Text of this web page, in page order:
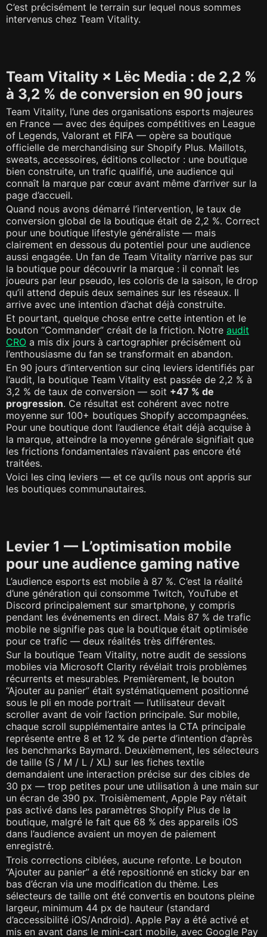
C’est précisément le terrain sur lequel nous sommes
intervenus chez Team Vitality.
Team Vitality × Lëc Media : de 2,2 %
à 3,2 % de conversion en 90 jours
Team Vitality, l’une des organisations esports majeures
en France — avec des équipes compétitives en League
of Legends, Valorant et FIFA — opère sa boutique
officielle de merchandising sur Shopify Plus. Maillots,
sweats, accessoires, éditions collector : une boutique
bien construite, un trafic qualifié, une audience qui
connaît la marque par cœur avant même d’arriver sur la
page d’accueil.
Quand nous avons démarré l’intervention, le taux de
conversion global de la boutique était de 2,2 %. Correct
pour une boutique lifestyle généraliste — mais
clairement en dessous du potentiel pour une audience
aussi engagée. Un fan de Team Vitality n’arrive pas sur
la boutique pour découvrir la marque : il connaît les
joueurs par leur pseudo, les coloris de la saison, le drop
qu’il attend depuis deux semaines sur les réseaux. Il
arrive avec une intention d’achat déjà construite.
Et pourtant, quelque chose entre cette intention et le
bouton “Commander” créait de la friction. Notre audit
CRO a mis dix jours à cartographier précisément où
l’enthousiasme du fan se transformait en abandon.
En 90 jours d’intervention sur cinq leviers identifiés par
l’audit, la boutique Team Vitality est passée de 2,2 % à
3,2 % de taux de conversion — soit +47 % de
progression. Ce résultat est cohérent avec notre
moyenne sur 100+ boutiques Shopify accompagnées.
Pour une boutique dont l’audience était déjà acquise à
la marque, atteindre la moyenne générale signifiait que
les frictions fondamentales n’avaient pas encore été
traitées.
Voici les cinq leviers — et ce qu’ils nous ont appris sur
les boutiques communautaires.
Levier 1 — L’optimisation mobile
pour une audience gaming native
L’audience esports est mobile à 87 %. C’est la réalité
d’une génération qui consomme Twitch, YouTube et
Discord principalement sur smartphone, y compris
pendant les événements en direct. Mais 87 % de trafic
mobile ne signifie pas que la boutique était optimisée
pour ce trafic — deux réalités très différentes.
Sur la boutique Team Vitality, notre audit de sessions
mobiles via Microsoft Clarity révélait trois problèmes
récurrents et mesurables. Premièrement, le bouton
“Ajouter au panier” était systématiquement positionné
sous le pli en mode portrait — l’utilisateur devait
scroller avant de voir l’action principale. Sur mobile,
chaque scroll supplémentaire antes la CTA principale
représente entre 8 et 12 % de perte d’intention d’après
les benchmarks Baymard. Deuxièmement, les sélecteurs
de taille (S / M / L / XL) sur les fiches textile
demandaient une interaction précise sur des cibles de
30 px — trop petites pour une utilisation à une main sur
un écran de 390 px. Troisièmement, Apple Pay n’était
pas activé dans les paramètres Shopify Plus de la
boutique, malgré le fait que 68 % des appareils iOS
dans l’audience avaient un moyen de paiement
enregistré.
Trois corrections ciblées, aucune refonte. Le bouton
“Ajouter au panier” a été repositionné en sticky bar en
bas d’écran via une modification du thème. Les
sélecteurs de taille ont été convertis en boutons pleine
largeur, minimum 44 px de hauteur (standard
d’accessibilité iOS/Android). Apple Pay a été activé et
mis en avant dans le mini-cart mobile, avec Google Pay